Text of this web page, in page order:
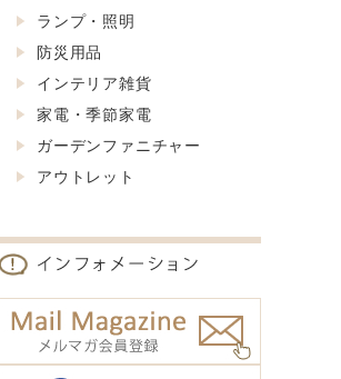
ランプ・照明
防災用品
インテリア雑貨
家電・季節家電
ガーデンファニチャー
アウトレット